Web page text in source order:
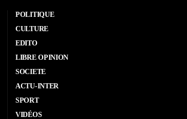
POLITIQUE
CULTURE
EDITO
LIBRE OPINION
SOCIETE
ACTU-INTER
SPORT
VIDÉOS